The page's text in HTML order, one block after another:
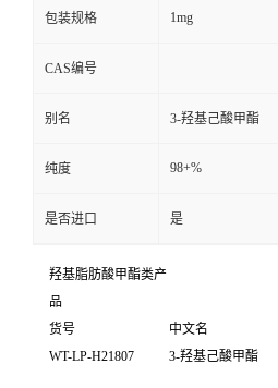
包装规格 1mg
CAS编号
别名 3-羟基己酸甲酯
纯度 98+%
是否进口 是
羟基脂肪酸甲酯类产
品
货号
中文名
WT-LP-H21807
3-羟基己酸甲酯